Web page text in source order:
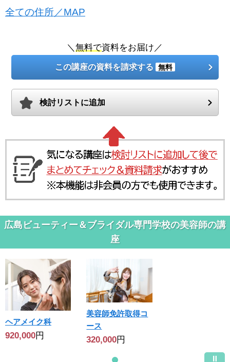
全ての住所／MAP
＼無料で資料をお届け／
この講座の資料を請求する 無料
検討リストに追加
広島ビューティー＆ブライダル専門学校の美容師の講
座
ヘアメイク科
920,000円
美容師免許取得コ
ース
320,000円